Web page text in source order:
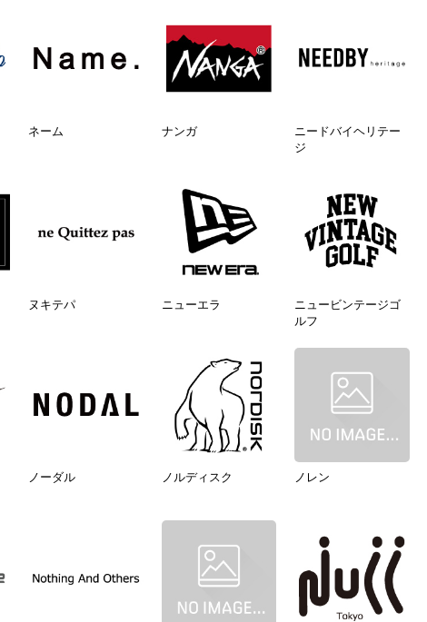
ネーム ナンガ
ニードバイヘリテー
ジ
ヌキテパ ニューエラ
ニュービンテージゴ
ルフ
ノーダル ノルディスク ノレン